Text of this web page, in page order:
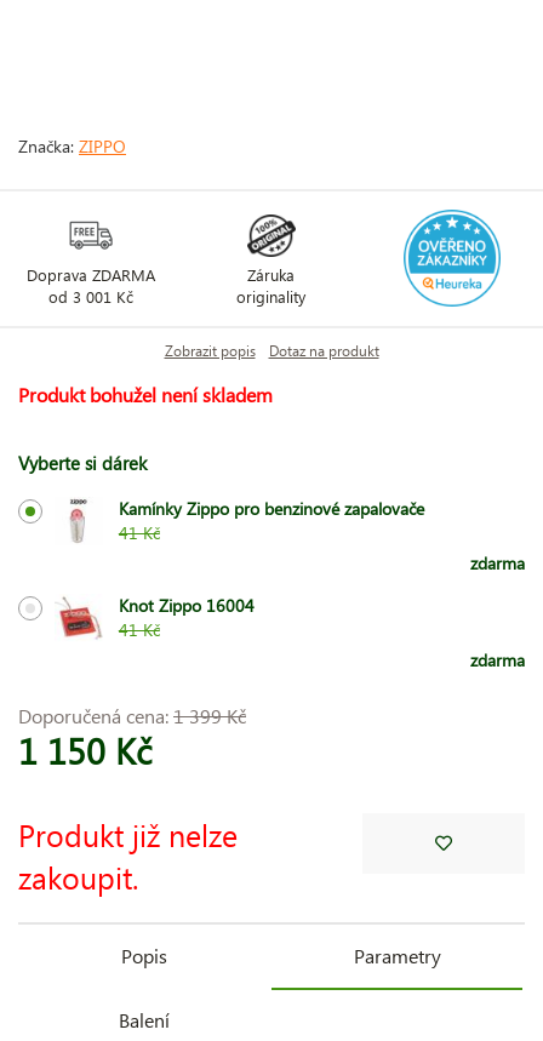
Značka: ZIPPO
Doprava ZDARMA
od 3 001 Kč
Záruka
originality
Zobrazit popis Dotaz na produkt
Produkt bohužel není skladem
Vyberte si dárek
Kamínky Zippo pro benzinové zapalovače
41 Kč
zdarma
Knot Zippo 16004
41 Kč
zdarma
Doporučená cena:1 399 Kč
1 150 Kč
Produkt již nelze
zakoupit.
Popis Parametry
Balení